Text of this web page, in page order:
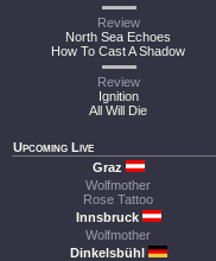
Review
North Sea Echoes
How To Cast A Shadow
Review
Ignition
All Will Die
Upcoming Live
Graz
Wolfmother
Rose Tattoo
Innsbruck
Wolfmother
Dinkelsbühl